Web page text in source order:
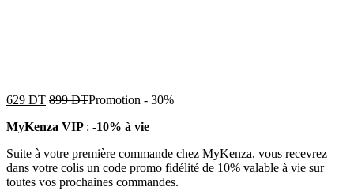
629 DT 899DTPromotion - 30%
MyKenza VIP : -10% à vie
Suite à votre première commande chez MyKenza, vous recevrez
dans votre colis un code promo fidélité de 10% valable à vie sur
toutes vos prochaines commandes.